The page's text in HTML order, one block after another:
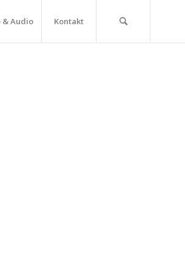
& Audio Kontakt